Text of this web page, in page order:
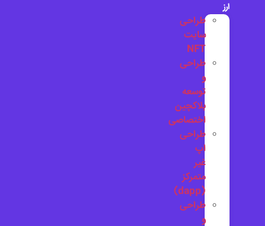
ارز
طراحی
سایت
NFT
طراحی
توسعه
بلاکچین
اختصاصی
طراحی
اپ
غیر
متمرکز
طراحی